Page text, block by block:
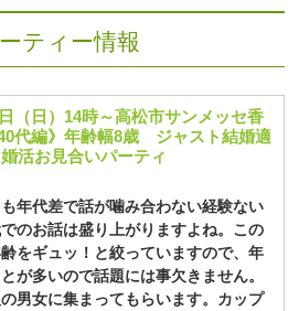
ティー情報
（日）14時～高松市サンメッセ香
代編》年齢幅8歳 ジャスト結婚適
活お見合いパーティ
年代差で話が噛み合わない経験ない
のお話は盛り上がりますよね。この
をギュッ！と絞っていますので、年
が多いので話題には事欠きません。
男女に集まってもらいます。カップ